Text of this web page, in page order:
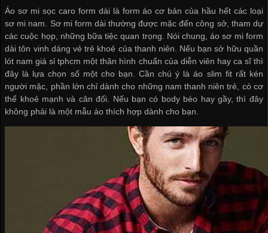
Áo sơ mi sọc caro form dài là form áo cơ bản của hầu hết các loại
sơ mi nam. Sơ mi form dài thường được mặc đến công sở, tham dự
các cuộc họp, những bữa tiệc quan trọng. Nói chung, áo sơ mi form
dài tôn vinh dáng vẻ trẻ khoẻ của thanh niên. Nếu bạn sở hữu quần
lót nam giá sỉ tphcm một thân hình chuẩn của diễn viên hay ca sĩ thì
đây là lựa chọn số một cho bạn. Cần chú ý là áo slim fit rất kén
người mặc, phần lớn chỉ dành cho những nam thanh niên trẻ, có cơ
thể khoẻ mạnh và cân đối. Nếu bạn có body béo hay gầy, thì đây
không phải là một mẫu áo thích hợp dành cho bạn.